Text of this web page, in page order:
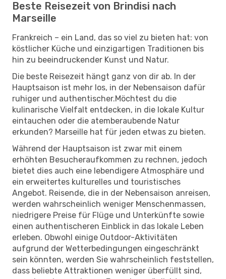
Beste Reisezeit von Brindisi nach
Marseille
Frankreich – ein Land, das so viel zu bieten hat: von
köstlicher Küche und einzigartigen Traditionen bis
hin zu beeindruckender Kunst und Natur.
Die beste Reisezeit hängt ganz von dir ab. In der
Hauptsaison ist mehr los, in der Nebensaison dafür
ruhiger und authentischer.Möchtest du die
kulinarische Vielfalt entdecken, in die lokale Kultur
eintauchen oder die atemberaubende Natur
erkunden? Marseille hat für jeden etwas zu bieten.
Während der Hauptsaison ist zwar mit einem
erhöhten Besucheraufkommen zu rechnen, jedoch
bietet dies auch eine lebendigere Atmosphäre und
ein erweitertes kulturelles und touristisches
Angebot. Reisende, die in der Nebensaison anreisen,
werden wahrscheinlich weniger Menschenmassen,
niedrigere Preise für Flüge und Unterkünfte sowie
einen authentischeren Einblick in das lokale Leben
erleben. Obwohl einige Outdoor-Aktivitäten
aufgrund der Wetterbedingungen eingeschränkt
sein könnten, werden Sie wahrscheinlich feststellen,
dass beliebte Attraktionen weniger überfüllt sind,